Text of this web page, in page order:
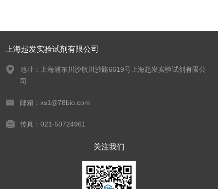
上海起发实验试剂有限公司
地址：上海浦东川沙镇川沙路6619号上海起发实验试剂有限公
司
邮箱：xs1@78bio.com
传真：021-50724961
关注我们